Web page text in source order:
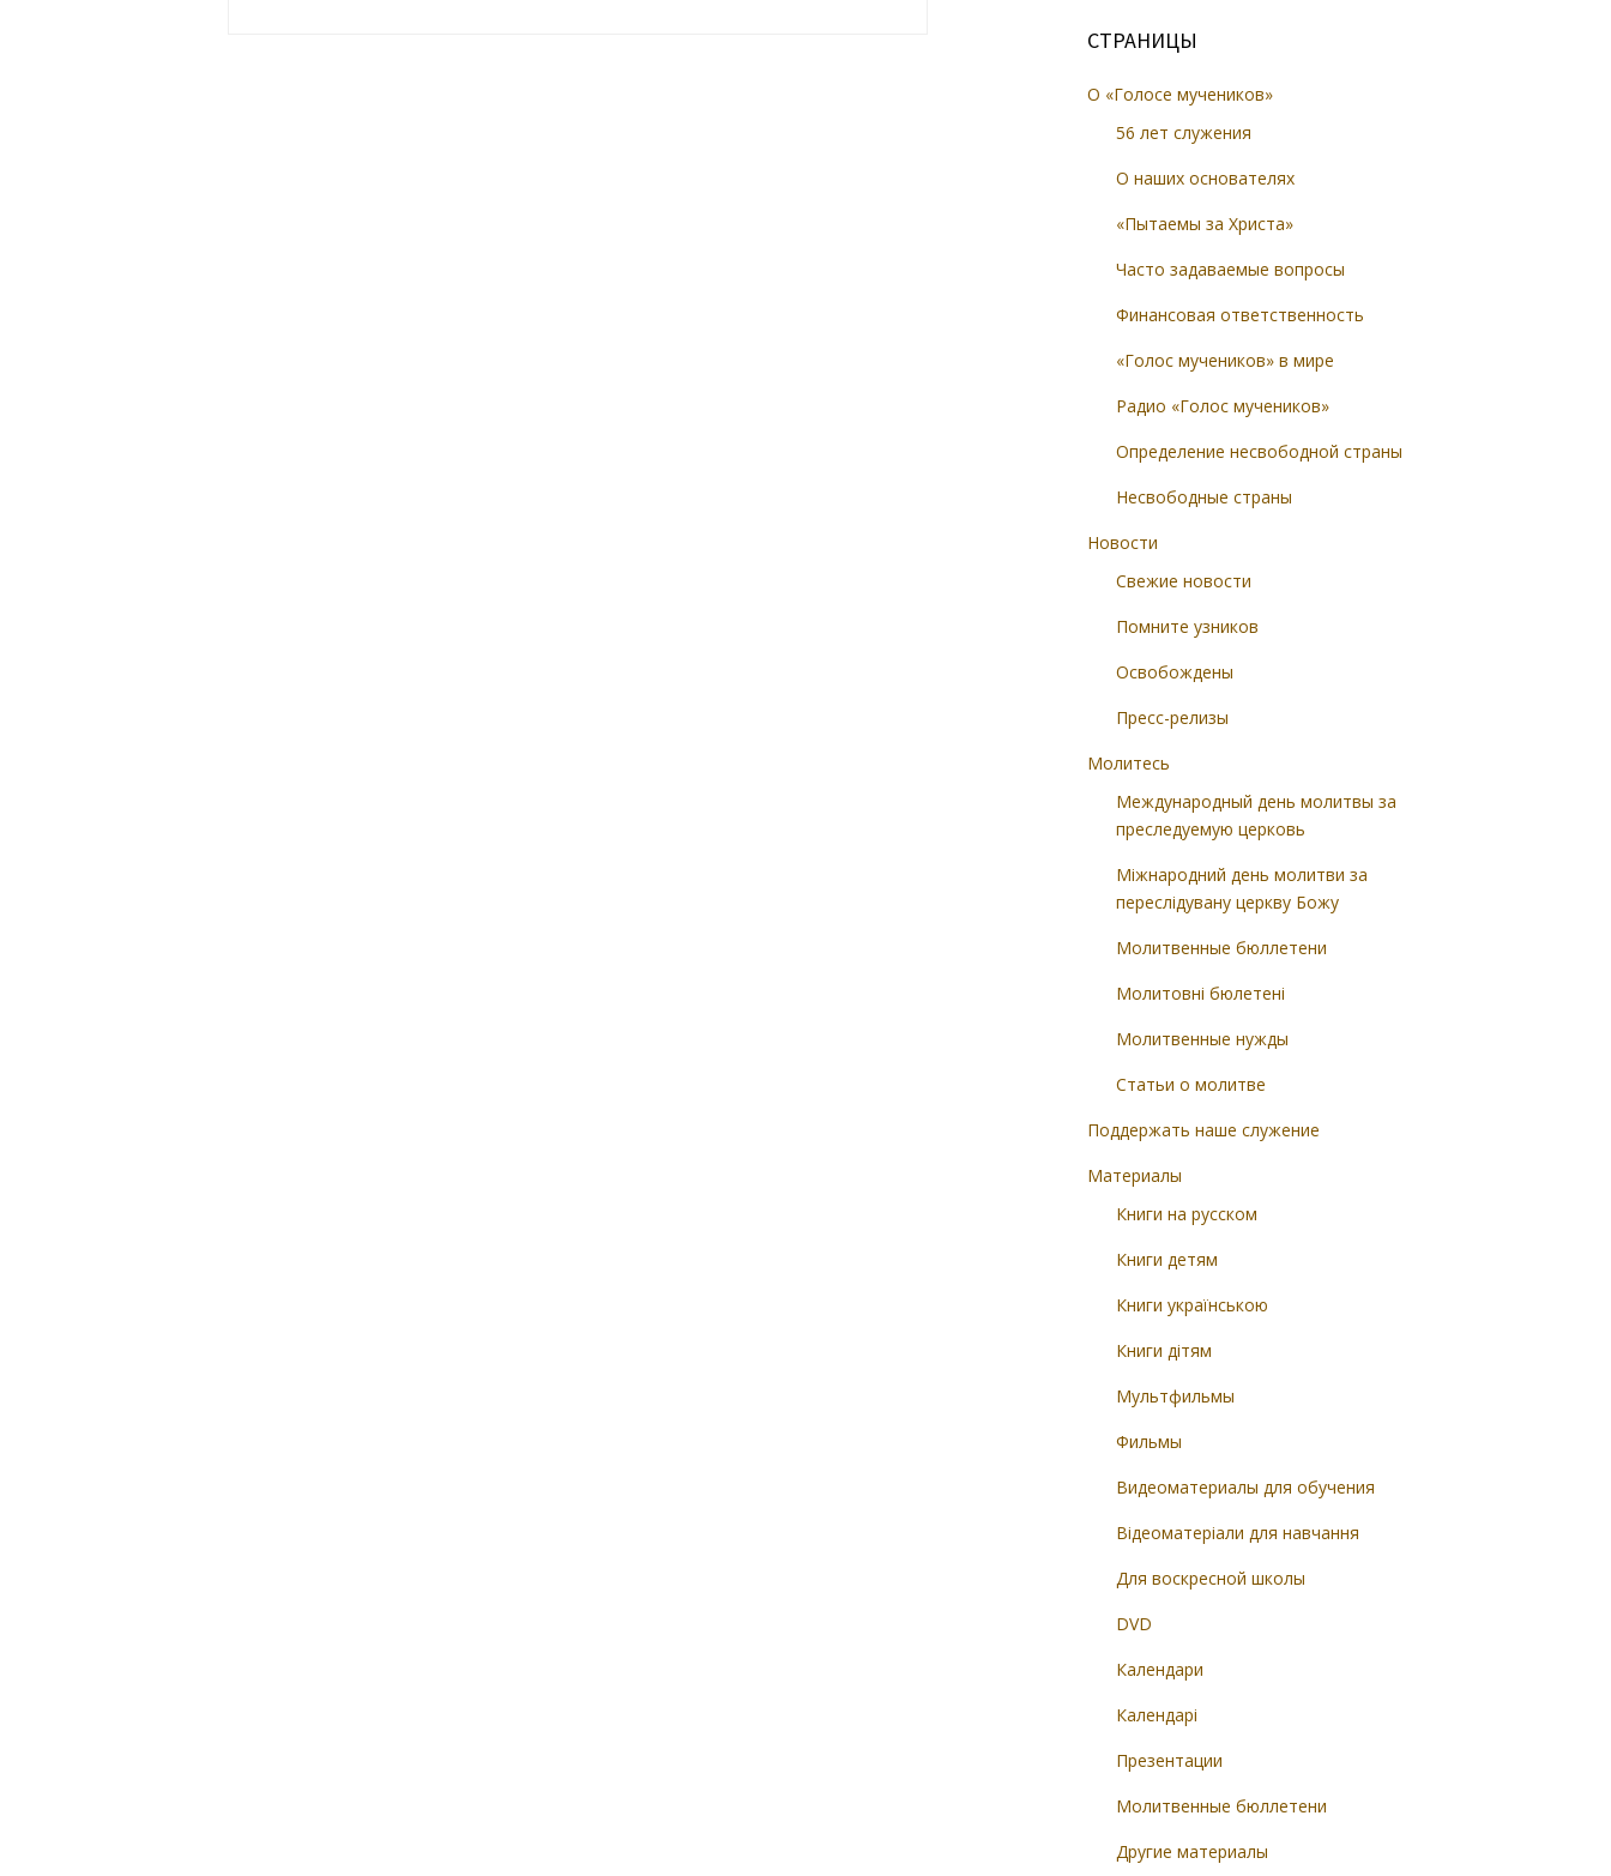
СТРАНИЦЫ
О «Голосе мучеников»
56 лет служения
О наших основателях
«Пытаемы за Христа»
Часто задаваемые вопросы
Финансовая ответственность
«Голос мучеников» в мире
Радио «Голос мучеников»
Определение несвободной страны
Несвободные страны
Новости
Свежие новости
Помните узников
Освобождены
Пресс-релизы
Молитесь
Международный день молитвы за
преследуемую церковь
Міжнародний день молитви за
переслідувану церкву Божу
Молитвенные бюллетени
Молитовні бюлетені
Молитвенные нужды
Статьи о молитве
Поддержать наше служение
Материалы
Книги на русском
Книги детям
Книги українською
Книги дітям
Мультфильмы
Фильмы
Видеоматериалы для обучения
Відеоматеріали для навчання
Для воскресной школы
DVD
Календари
Календарі
Презентации
Молитвенные бюллетени
Другие материалы